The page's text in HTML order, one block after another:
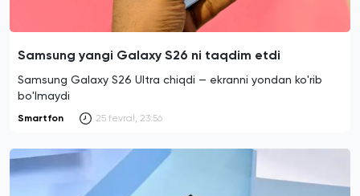
Samsung yangi Galaxy S26 ni taqdim etdi
Samsung Galaxy S26 Ultra chiqdi — ekranni yondan ko'rib
bo'lmaydi
Smartfon 25 fevral, 23:56